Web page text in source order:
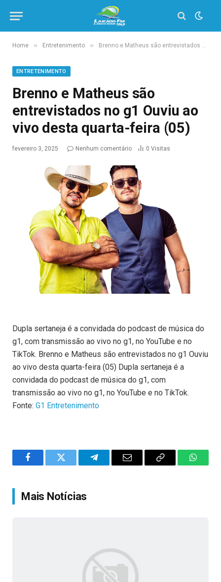
Home » Entretenimento » Brenno e Matheus são entrevistados no g1 Ouviu ao vivo desta quarta-feira (05)
ENTRETENIMENTO
Brenno e Matheus são
entrevistados no g1 Ouviu ao
vivo desta quarta-feira (05)
fevereiro 3, 2025 Nenhum comentário 0 Visitas
Dupla sertaneja é a convidada do podcast de música do
g1, com transmissão ao vivo no g1, no YouTube e no
TikTok. Brenno e Matheus são entrevistados no g1 Ouviu
ao vivo desta quarta-feira (05) Dupla sertaneja é a
convidada do podcast de música do g1, com
transmissão ao vivo no g1, no YouTube e no TikTok.
Fonte: G1 Entretenimento
FacebookTwitter TelegramEmail
Copy
Mais Notícias